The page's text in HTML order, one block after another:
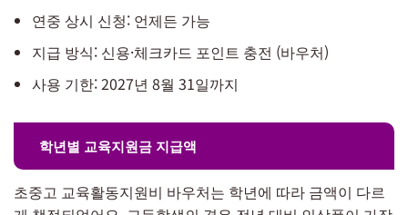
연중 상시 신청: 언제든 가능
지급 방식: 신용·체크카드 포인트 충전 (바우처)
사용 기한: 2027년 8월 31일까지
학년별 교육지원금 지급액
초중고 교육활동지원비 바우처는 학년에 따라 금액이 다르